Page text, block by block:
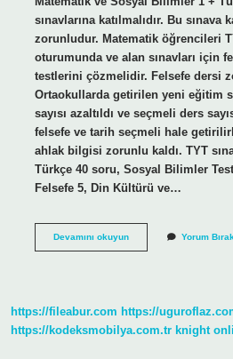
sınavlarına katılmalıdır. Bu sınava
zorunludur. Matematik öğrencileri
oturumunda ve alan sınavları için
testlerini çözmelidir. Felsefe dersi
Ortaokullarda getirilen yeni eğitim
sayısı azaltıldı ve seçmeli ders
felsefe ve tarih seçmeli hale
ahlak bilgisi zorunlu kaldı. TYT
Türkçe 40 soru, Sosyal Bilimler
Felsefe 5, Din Kültürü ve…
Devamını okuyunTyt
Yorum Bırak
https://fileabur.com https://
https://kodeksmobilya.com.tr knight